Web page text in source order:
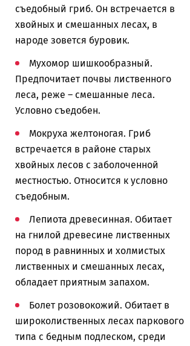
съедобный гриб. Он встречается в
хвойных и смешанных лесах, в
народе зовется буровик.
Мухомор шишкообразный.
Предпочитает почвы лиственного
леса, реже – смешанные леса.
Условно съедобен.
Мокруха желтоногая. Гриб
встречается в районе старых
хвойных лесов с заболоченной
местностью. Относится к условно
съедобным.
Лепиота древесинная. Обитает
на гнилой древесине лиственных
пород в равнинных и холмистых
лиственных и смешанных лесах,
обладает приятным запахом.
Болет розовокожий. Обитает в
широколиственных лесах паркового
типа с бедным подлеском, среди